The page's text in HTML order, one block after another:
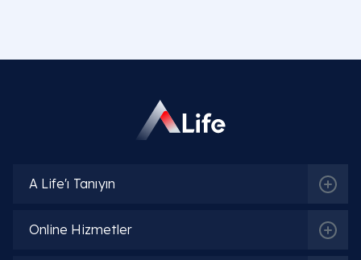
A Life'ı Tanıyın
Online Hizmetler